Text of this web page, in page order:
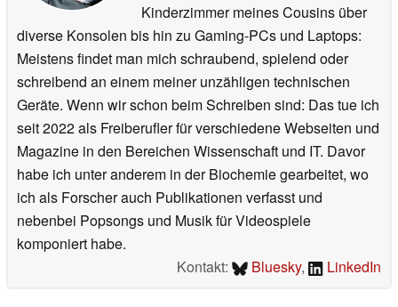
Kinderzimmer meines Cousins über
diverse Konsolen bis hin zu Gaming-PCs und Laptops:
Meistens findet man mich schraubend, spielend oder
schreibend an einem meiner unzähligen technischen
Geräte. Wenn wir schon beim Schreiben sind: Das tue ich
seit 2022 als Freiberufler für verschiedene Webseiten und
Magazine in den Bereichen Wissenschaft und IT. Davor
habe ich unter anderem in der Biochemie gearbeitet, wo
ich als Forscher auch Publikationen verfasst und
nebenbei Popsongs und Musik für Videospiele
komponiert habe.
Kontakt:
Bluesky, LinkedIn